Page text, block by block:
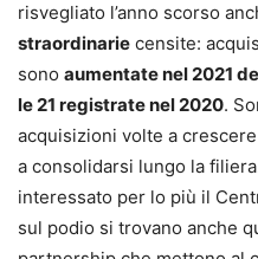
risvegliato l’anno scorso
straordinarie censite:
sono aumentate nel 2021
le 21 registrate nel 2020.
acquisizioni volte a
a consolidarsi lungo la
interessato per lo più il
sul podio si trovano anche